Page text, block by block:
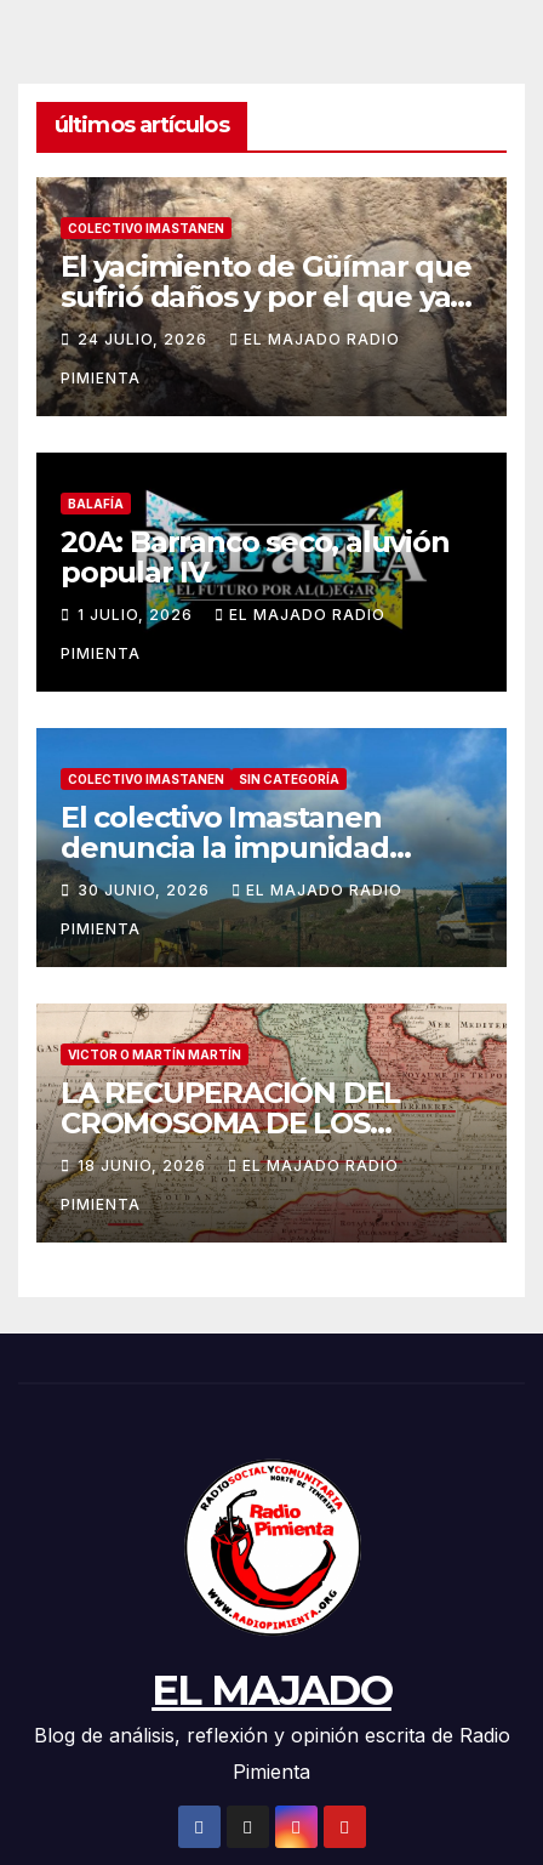
últimos artículos
COLECTIVO IMASTANEN
El yacimiento de Güímar que
sufrió daños y por el que ya
alertamos al ayuntamiento,
sigue sin contar con una
protección efectiva
24 JULIO, 2026 EL MAJADO RADIO
PIMIENTA
BALAFÍA
20A: Barranco seco, aluvión
popular IV
1 JULIO, 2026 EL MAJADO RADIO
PIMIENTA
COLECTIVO IMASTANEN SIN CATEGORÍA
El colectivo Imastanen
denuncia la impunidad
urbanística en Arona: las
obras ilegales en suelo
rústico ya denunciadas en
marzo prosiguen ante la
inoperancia institucional
30 JUNIO, 2026 EL MAJADO RADIO
PIMIENTA
VICTOR O MARTÍN MARTÍN
LA RECUPERACIÓN DEL
CROMOSOMA DE LOS
ANTIGUOS CANARIOS: A
PROPÓSITO DEL LIBRO DE A.
M. MACÍAS “LOS
ABORÍGENES CANARIOS.
18 JUNIO, 2026 EL MAJADO RADIO
PIMIENTA
EL MAJADO
Blog de análisis, reflexión y opinión escrita de Radio
Pimienta